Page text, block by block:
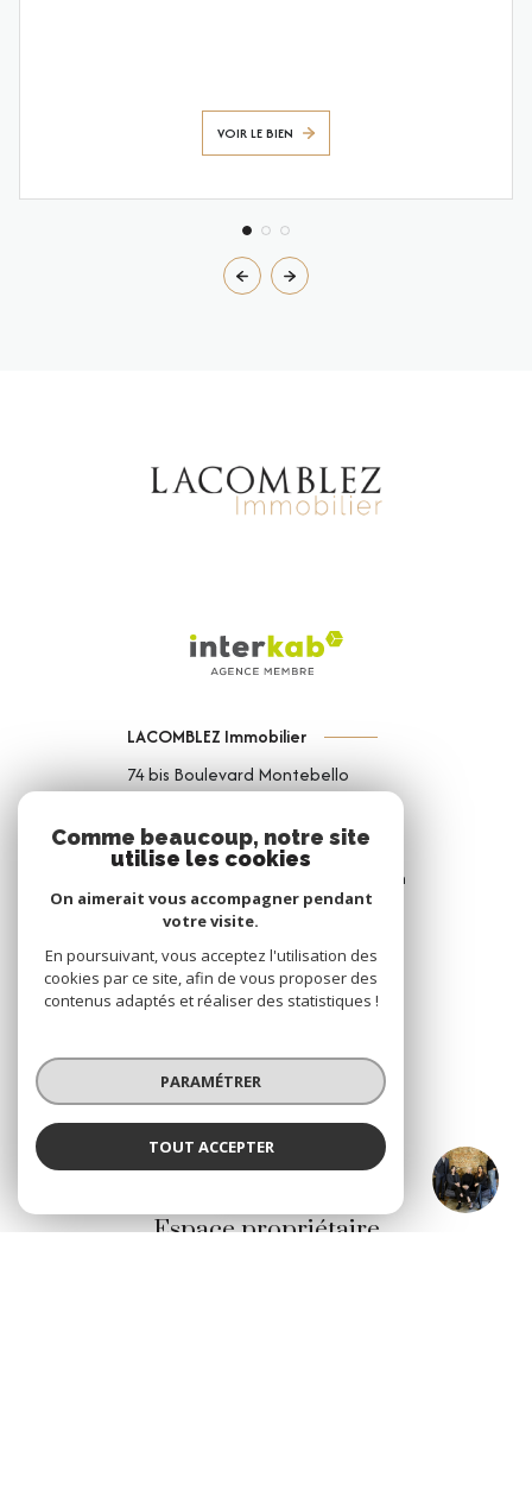
LACOMBLEZ Immobilier
VOIR LE BIEN
LACOMBLEZ Immobilier
74 bis Boulevard Montebello
03 74 44 95 81
contact@lacomblezimmobilier.com
NOS RÉSEAUX
Espace propriétaire
Comme beaucoup, notre site
utilise les cookies
On aimerait vous accompagner pendant
votre visite.
En poursuivant, vous acceptez l'utilisation des
cookies par ce site, afin de vous proposer des
contenus adaptés et réaliser des statistiques !
PARAMÉTRER
TOUT ACCEPTER